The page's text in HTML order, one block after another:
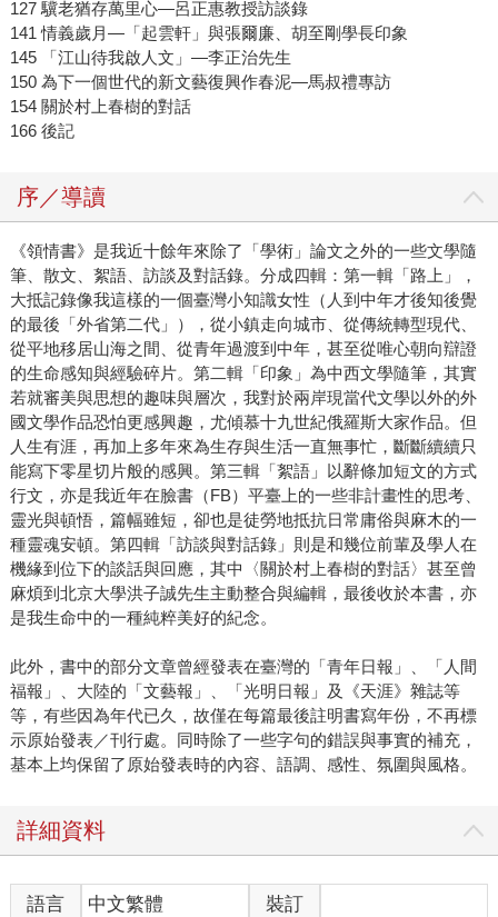
127 驥老猶存萬里心―呂正惠教授訪談錄
141 情義歲月―「起雲軒」與張爾廉、胡至剛學長印象
145 「江山待我啟人文」―李正治先生
150 為下一個世代的新文藝復興作春泥―馬叔禮專訪
154 關於村上春樹的對話
166 後記
序／導讀
《領情書》是我近十餘年來除了「學術」論文之外的一些文學隨
筆、散文、絮語、訪談及對話錄。分成四輯：第一輯「路上」，
大抵記錄像我這樣的一個臺灣小知識女性（人到中年才後知後覺
的最後「外省第二代」），從小鎮走向城市、從傳統轉型現代、
從平地移居山海之間、從青年過渡到中年，甚至從唯心朝向辯證
的生命感知與經驗碎片。第二輯「印象」為中西文學隨筆，其實
若就審美與思想的趣味與層次，我對於兩岸現當代文學以外的外
國文學作品恐怕更感興趣，尤傾慕十九世紀俄羅斯大家作品。但
人生有涯，再加上多年來為生存與生活一直無事忙，斷斷續續只
能寫下零星切片般的感興。第三輯「絮語」以辭條加短文的方式
行文，亦是我近年在臉書（FB）平臺上的一些非計畫性的思考、
靈光與頓悟，篇幅雖短，卻也是徒勞地抵抗日常庸俗與麻木的一
種靈魂安頓。第四輯「訪談與對話錄」則是和幾位前輩及學人在
機緣到位下的談話與回應，其中〈關於村上春樹的對話〉甚至曾
麻煩到北京大學洪子誠先生主動整合與編輯，最後收於本書，亦
是我生命中的一種純粹美好的紀念。
此外，書中的部分文章曾經發表在臺灣的「青年日報」、「人間
福報」、大陸的「文藝報」、「光明日報」及《天涯》雜誌等
等，有些因為年代已久，故僅在每篇最後註明書寫年份，不再標
示原始發表／刊行處。同時除了一些字句的錯誤與事實的補充，
基本上均保留了原始發表時的內容、語調、感性、氛圍與風格。
詳細資料
語言 中文繁體
裝訂